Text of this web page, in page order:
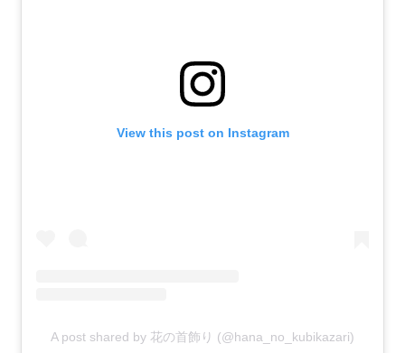
View this post on Instagram
A post shared by 花の首飾り (@hana_no_kubikazari)